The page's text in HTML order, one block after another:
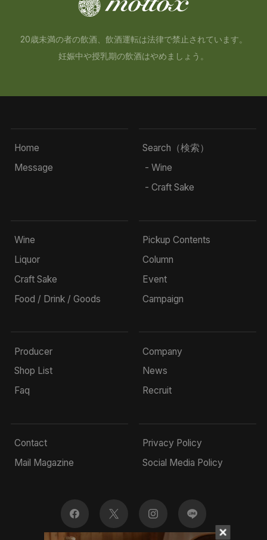
20歳未満の者の飲酒、飲酒運転は法律で禁止されています。
妊娠中や授乳期の飲酒はやめましょう。
Home
Message
Search（検索）
- Wine
- Craft Sake
Wine
Liquor
Craft Sake
Food / Drink / Goods
Pickup Contents
Column
Event
Campaign
Producer
Shop List
Faq
Company
News
Recruit
Contact
Mail Magazine
Privacy Policy
Social Media Policy